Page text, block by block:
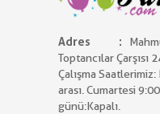
Adres
Toptancılar Çarşısı
Çalışma
arası. Cumartesi
günü:Kapalı.